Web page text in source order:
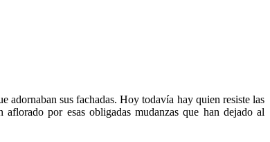
adornaban sus fachadas. Hoy todavía hay quien resiste las
aflorado por esas obligadas mudanzas que han dejado al